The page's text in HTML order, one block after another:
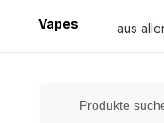
Tabak aus